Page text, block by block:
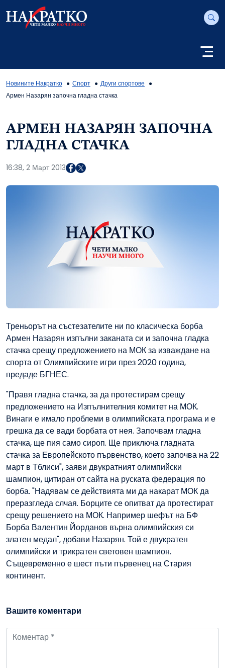
Новините Накратко Спорт
Други спортове
Армен Назарян започна гладна стачка
АРМЕН НАЗАРЯН ЗАПОЧНА
ГЛАДНА СТАЧКА
16:38, 2 Март 2013
Треньорът на състезателите ни по класическа борба
Армен Назарян изпълни заканата си и започна гладка
стачка срещу предложението на МОК за изваждане на
спорта от Олимпийските игри през 2020 година,
предаде БГНЕС.
"Правя гладна стачка, за да протестирам срещу
предложението на Изпълнителния комитет на МОК.
Винаги е имало проблеми в олимпийската програма и е
грешка да се вади борбата от нея. Започвам гладна
стачка, ще пия само сироп. Ще приключа гладната
стачка за Европейското първенство, което започва на 22
март в Тблиси", заяви двукратният олимпийски
шампион, цитиран от сайта на руската федерация по
борба. "Надявам се действията ми да накарат МОК да
преразгледа слчая. Борците се опитват да протестират
срещу решението на МОК. Например шефът на БФ
Борба Валентин Йорданов върна олимпийския си
златен медал", добави Назарян. Той е двукратен
олимпийски и трикратен световен шампион.
Същевременно е шест пъти първенец на Стария
континент.
Вашите коментари